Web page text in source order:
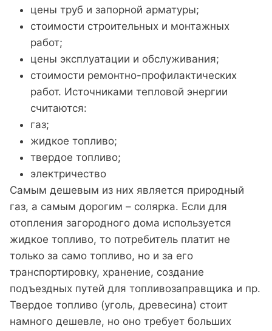
цены труб и запорной арматуры;
стоимости строительных и монтажных
работ;
цены эксплуатации и обслуживания;
стоимости ремонтно-профилактических
работ. Источниками тепловой энергии
считаются:
газ;
жидкое топливо;
твердое топливо;
электричество
Самым дешевым из них является природный
газ, а самым дорогим – солярка. Если для
отопления загородного дома используется
жидкое топливо, то потребитель платит не
только за само топливо, но и за его
транспортировку, хранение, создание
подъездных путей для топливозаправщика и пр.
Твердое топливо (уголь, древесина) стоит
намного дешевле, но оно требует больших